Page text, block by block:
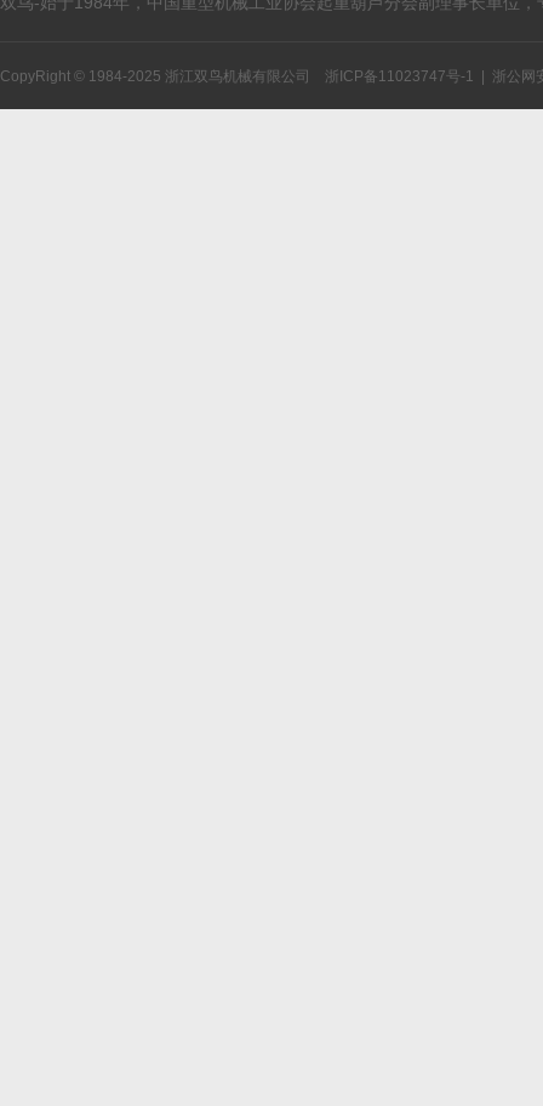
CopyRight © 1984-2025 浙江双鸟机械有限公司 浙ICP备11023747号-1 浙公网